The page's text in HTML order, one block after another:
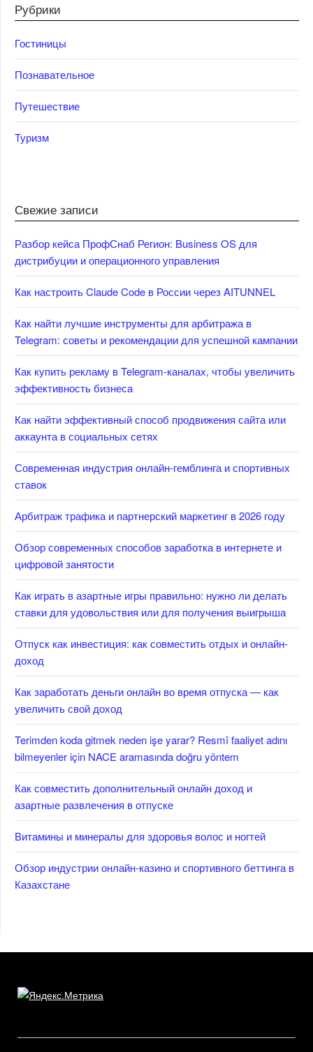
Рубрики
Гостиницы
Познавательное
Путешествие
Туризм
Свежие записи
Разбор кейса ПрофСнаб Регион: Business OS для
дистрибуции и операционного управления
Как настроить Claude Code в России через AITUNNEL
Как найти лучшие инструменты для арбитража в
Telegram: советы и рекомендации для успешной кампании
Как купить рекламу в Telegram-каналах, чтобы увеличить
эффективность бизнеса
Как найти эффективный способ продвижения сайта или
аккаунта в социальных сетях
Современная индустрия онлайн-гемблинга и спортивных
ставок
Арбитраж трафика и партнерский маркетинг в 2026 году
Обзор современных способов заработка в интернете и
цифровой занятости
Как играть в азартные игры правильно: нужно ли делать
ставки для удовольствия или для получения выигрыша
Отпуск как инвестиция: как совместить отдых и онлайн-
доход
Как заработать деньги онлайн во время отпуска — как
увеличить свой доход
Terimden koda gitmek neden işe yarar? Resmî faaliyet adını
bilmeyenler için NACE aramasında doğru yöntem
Как совместить дополнительный онлайн доход и
азартные развлечения в отпуске
Витамины и минералы для здоровья волос и ногтей
Обзор индустрии онлайн-казино и спортивного беттинга в
Казахстане